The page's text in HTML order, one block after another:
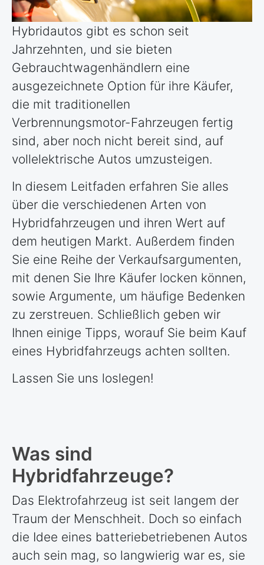
Hybridautos gibt es schon seit
Jahrzehnten, und sie bieten
Gebrauchtwagenhändlern eine
ausgezeichnete Option für ihre Käufer,
die mit traditionellen
Verbrennungsmotor-Fahrzeugen fertig
sind, aber noch nicht bereit sind, auf
vollelektrische Autos umzusteigen.
In diesem Leitfaden erfahren Sie alles
über die verschiedenen Arten von
Hybridfahrzeugen und ihren Wert auf
dem heutigen Markt. Außerdem finden
Sie eine Reihe der Verkaufsargumenten,
mit denen Sie Ihre Käufer locken können,
sowie Argumente, um häufige Bedenken
zu zerstreuen. Schließlich geben wir
Ihnen einige Tipps, worauf Sie beim Kauf
eines Hybridfahrzeugs achten sollten.
Lassen Sie uns loslegen!
Was sind
Hybridfahrzeuge?
Das Elektrofahrzeug ist seit langem der
Traum der Menschheit. Doch so einfach
die Idee eines batteriebetriebenen Autos
auch sein mag, so langwierig war es, sie